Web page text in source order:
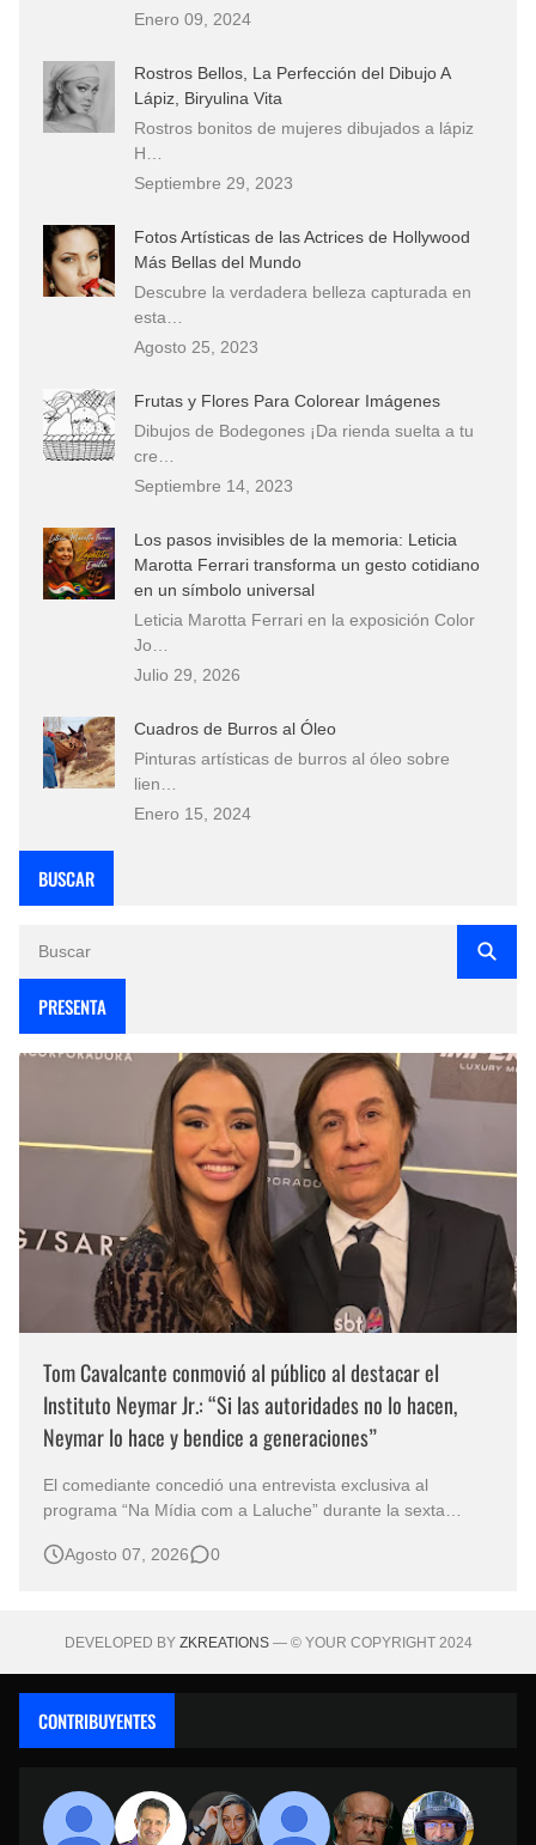
Enero 09, 2024
Rostros Bellos, La Perfección del Dibujo A
Lápiz, Biryulina Vita
Rostros bonitos de mujeres dibujados a lápiz
H…
Septiembre 29, 2023
Fotos Artísticas de las Actrices de Hollywood
Más Bellas del Mundo
Descubre la verdadera belleza capturada en
esta…
Agosto 25, 2023
Frutas y Flores Para Colorear Imágenes
Dibujos de Bodegones ¡Da rienda suelta a tu
cre…
Septiembre 14, 2023
Los pasos invisibles de la memoria: Leticia
Marotta Ferrari transforma un gesto cotidiano
en un símbolo universal
Leticia Marotta Ferrari en la exposición Color
Jo…
Julio 29, 2026
Cuadros de Burros al Óleo
Pinturas artísticas de burros al óleo sobre
lien…
Enero 15, 2024
BUSCAR
PRESENTA
Tom Cavalcante conmovió al público al destacar el
Instituto Neymar Jr.: “Si las autoridades no lo hacen,
Neymar lo hace y bendice a generaciones”
El comediante concedió una entrevista exclusiva al
programa “Na Mídia com a Laluche” durante la sexta
eventos benéficos más importantes de Brasil. En medio del
Agosto 07, 2026 0
DEVELOPED BY ZKREATIONS— © YOUR COPYRIGHT 2024
CONTRIBUYENTES